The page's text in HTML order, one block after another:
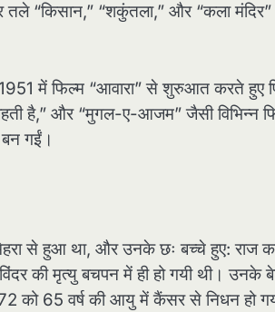
“किसान,” “शकुंतला,” और “कला मंदिर”
में फिल्म “आवारा” से शुरुआत करते हुए
है,” और “मुगल-ए-आजम” जैसी विभिन्न
गईं।
से हुआ था, और उनके छः बच्चे हुए: राज
की मृत्यु बचपन में ही हो गयी थी।
को 65 वर्ष की आयु में कैंसर से निधन हो